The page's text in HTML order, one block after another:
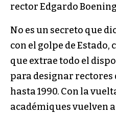
rector Edgardo
No es un secreto que
con el golpe de
que extrae todo el
para designar
hasta 1990. Con la
académiques vuelven